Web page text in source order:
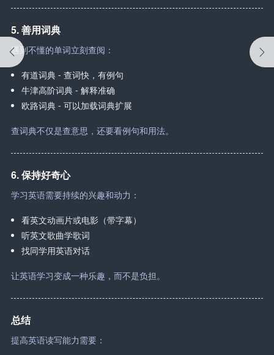
5. 善用词典
遇到不懂的单词立刻查阅：
有道词典 - 查词快，有例句
牛津高阶词典 - 解释准确
欧路词典 - 可以加载词典扩展
查词典不仅是查意思，还要看例句和用法。
6. 保持好奇心
学习英语需要持续的兴趣和动力：
看英文动画片或电影（带字幕）
听英文歌曲学歌词
找同学用英语对话
让英语学习变成一种乐趣，而不是负担。
总结
提高英语读写能力需要：